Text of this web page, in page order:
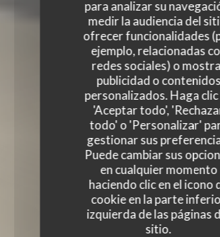
para analizar su
medir la audiencia del
ofrecer funcionalidades
ejemplo, relacionadas
redes sociales) o
publicidad o contenidos
personalizados. Haga clic
'Aceptar todo',
todo' o 'Personalizar'
gestionar sus
Puede cambiar sus
en cualquier momento
haciendo clic en el icono
cookie en la parte
izquierda de las páginas
sitio.